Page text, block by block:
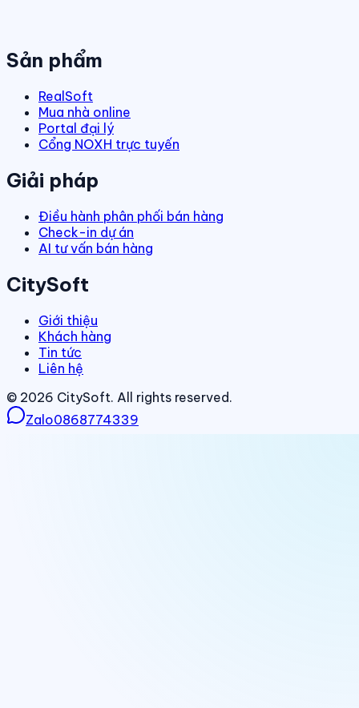
Sản phẩm
RealSoft
Mua nhà online
Portal đại lý
Cổng NOXH trực tuyến
Giải pháp
Điều hành phân phối bán hàng
Check-in dự án
AI tư vấn bán hàng
CitySoft
Giới thiệu
Khách hàng
Tin tức
Liên hệ
© 2026 CitySoft. All rights reserved.
Zalo0868774339